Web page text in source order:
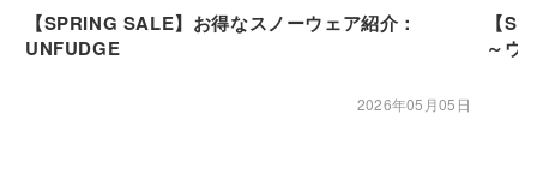
【SPRING SALE】お得なスノーウェア紹介：
UNFUDGE
2026年05月05日
【
～ウ